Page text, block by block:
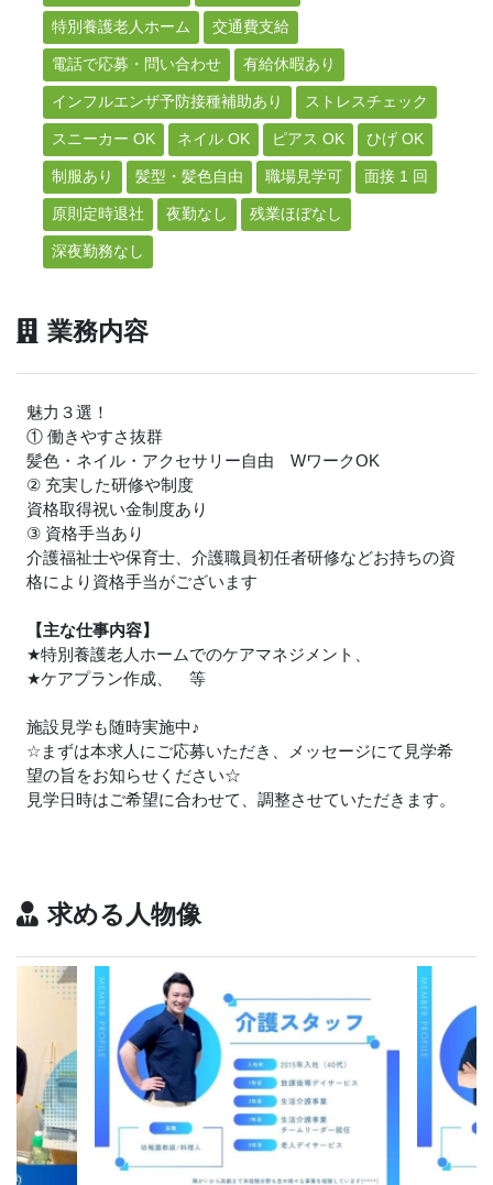
特別養護老人ホーム 交通費支給
電話で応募・問い合わせ 有給休暇あり
インフルエンザ予防接種補助あり ストレスチェック
スニーカー OK ネイル OK ピアス OK ひげ OK
制服あり 髪型・髪色自由 職場見学可 面接 1 回
原則定時退社 夜勤なし 残業ほぼなし
深夜勤務なし
業務内容
魅力３選！
① 働きやすさ抜群
髪色・ネイル・アクセサリー自由 WワークOK
② 充実した研修や制度
資格取得祝い金制度あり
③ 資格手当あり
介護福祉士や保育士、介護職員初任者研修などお持ちの資
格により資格手当がございます
【主な仕事内容】
★特別養護老人ホームでのケアマネジメント、
★ケアプラン作成、 等
施設見学も随時実施中♪
☆まずは本求人にご応募いただき、メッセージにて見学希
望の旨をお知らせください☆
見学日時はご希望に合わせて、調整させていただきます。
求める人物像